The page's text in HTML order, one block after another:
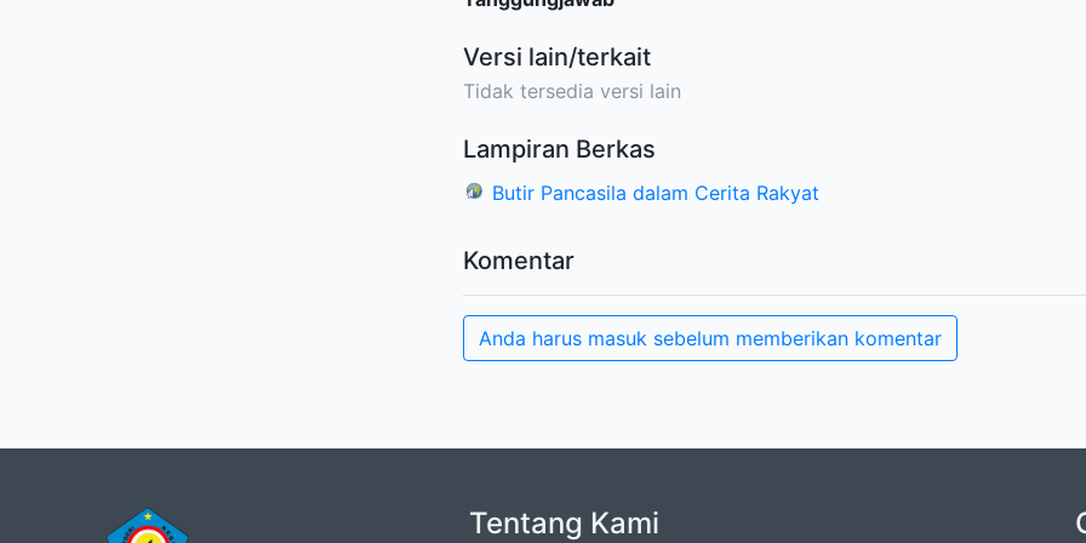
Versi lain/terkait
Tidak tersedia versi lain
Lampiran Berkas
Butir Pancasila dalam Cerita Rakyat
Komentar
Anda harus masuk sebelum memberikan komentar
Tentang Kami